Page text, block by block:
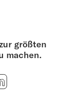
größten
machen.